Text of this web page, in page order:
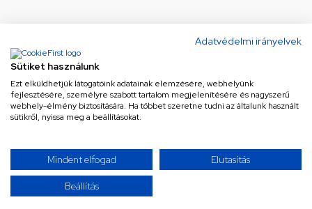
Adatvédelmi irányelvek
Sütiket használunk
Ezt elküldhetjük látogatóink adatainak elemzésére, webhelyünk
fejlesztésére, személyre szabott tartalom megjelenítésére és nagyszerű
webhely-élmény biztosítására. Ha többet szeretne tudni az általunk használt
sütikről, nyissa meg a beállításokat.
Mindent elfogad Elutasítás
Beállítás